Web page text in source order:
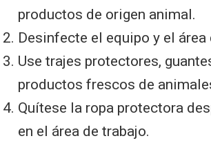
productos de origen animal.
Desinfecte el equipo y el
Use trajes protectores,
productos frescos de
Quítese la ropa protectora
en el área de trabajo.